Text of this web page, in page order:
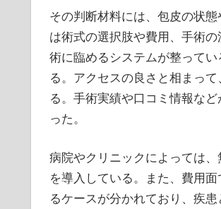
その判断材料には、包皮の状
は術式の選択肢や費用、手術
術に臨めるシステムが整って
る。アクセスの良さと相まっ
る。手術実績や口コミ情報な
った。
病院やクリニックによっては
を導入している。また、費用
るケースが分かれており、疾